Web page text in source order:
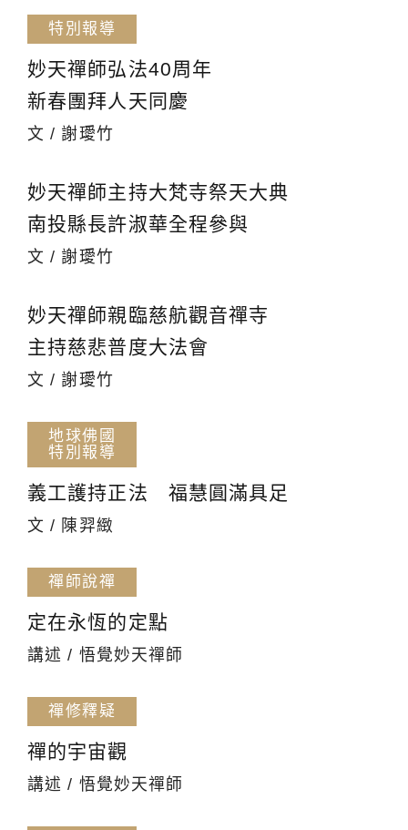
特別報導
妙天禪師弘法40周年
新春團拜人天同慶
文 / 謝璦竹
妙天禪師主持大梵寺祭天大典
南投縣長許淑華全程參與
文 / 謝璦竹
妙天禪師親臨慈航觀音禪寺
主持慈悲普度大法會
文 / 謝璦竹
地球佛國
特別報導
義工護持正法 福慧圓滿具足
文 / 陳羿緻
禪師說禪
定在永恆的定點
講述 / 悟覺妙天禪師
禪修釋疑
禪的宇宙觀
講述 / 悟覺妙天禪師